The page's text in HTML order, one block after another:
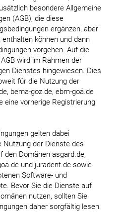
besondere Allgemeine
(AGB), die diese
ergänzen, aber
können und dann
vorgehen. Auf die
wird im Rahmen der
Dienstes hingewiesen. Dies
für die Nutzung der
bema-goz.de, ebm-goä.de
eine vorherige Registrierung
gelten dabei
Nutzung der Dienste des
den Domänen asgard.de,
und juradent.de sowie
Software- und
Bevor Sie die Dienste auf
nutzen, sollten Sie
daher sorgfältig lesen.